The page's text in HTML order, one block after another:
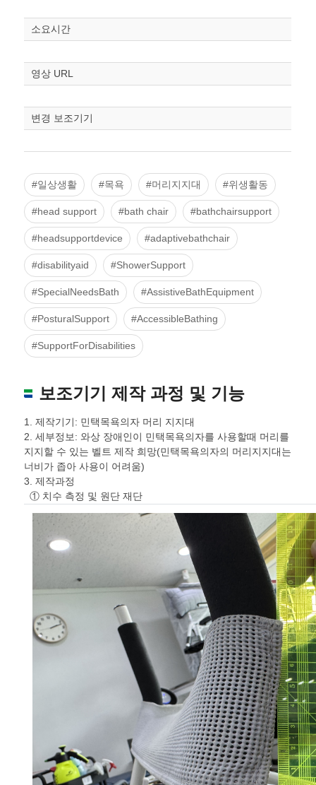
소요시간
영상 URL
변경 보조기기
#일상생활 #목욕 #머리지지대 #위생활동
#head support #bath chair #bathchairsupport
#headsupportdevice #adaptivebathchair
#disabilityaid #ShowerSupport
#SpecialNeedsBath #AssistiveBathEquipment
#PosturalSupport #AccessibleBathing
#SupportForDisabilities
보조기기 제작 과정 및 기능
1. 제작기기: 민택목욕의자 머리 지지대
2. 세부정보: 와상 장애인이 민택목욕의자를 사용할때 머리를
지지할 수 있는 벨트 제작 희망(민택목욕의자의 머리지지대는
너비가 좁아 사용이 어려움)
3. 제작과정
① 치수 측정 및 원단 재단